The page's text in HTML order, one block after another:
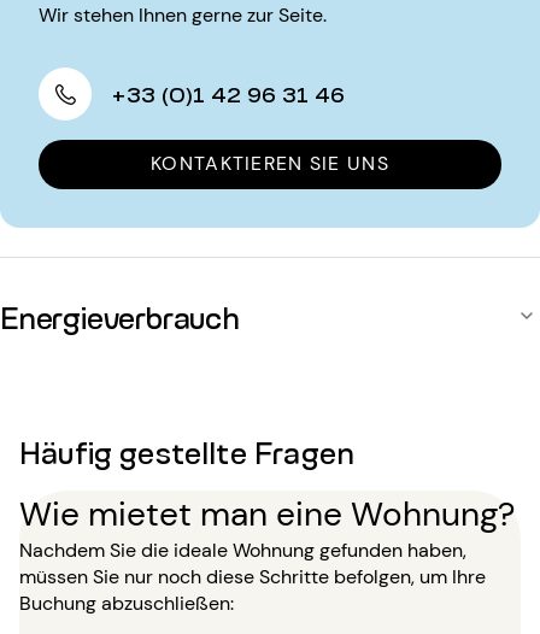
Wir stehen Ihnen gerne zur Seite.
+33 (0)1 42 96 31 46
KONTAKTIEREN SIE UNS
Energieverbrauch
Häufig gestellte Fragen
Wie mietet man eine Wohnung?
Nachdem Sie die ideale Wohnung gefunden haben,
müssen Sie nur noch diese Schritte befolgen, um Ihre
Buchung abzuschließen: